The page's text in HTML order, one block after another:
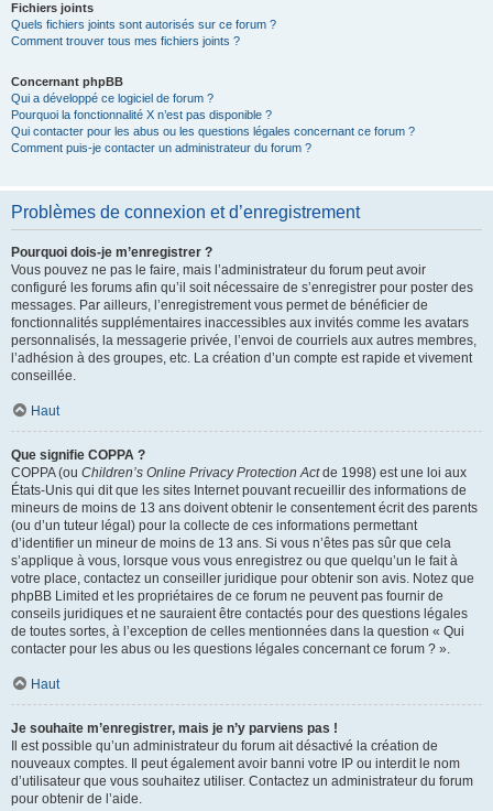
Fichiers joints
Quels fichiers joints sont autorisés sur ce forum ?
Comment trouver tous mes fichiers joints ?
Concernant phpBB
Qui a développé ce logiciel de forum ?
Pourquoi la fonctionnalité X n’est pas disponible ?
Qui contacter pour les abus ou les questions légales concernant ce forum ?
Comment puis-je contacter un administrateur du forum ?
Problèmes de connexion et d’enregistrement
Pourquoi dois-je m’enregistrer ?
Vous pouvez ne pas le faire, mais l’administrateur du forum peut avoir
configuré les forums afin qu’il soit nécessaire de s’enregistrer pour poster des
messages. Par ailleurs, l’enregistrement vous permet de bénéficier de
fonctionnalités supplémentaires inaccessibles aux invités comme les avatars
personnalisés, la messagerie privée, l’envoi de courriels aux autres membres,
l’adhésion à des groupes, etc. La création d’un compte est rapide et vivement
conseillée.
Haut
Que signifie COPPA ?
COPPA (ou Children’s Online Privacy Protection Actde 1998) est une loi aux
États-Unis qui dit que les sites Internet pouvant recueillir des informations de
mineurs de moins de 13 ans doivent obtenir le consentement écrit des parents
(ou d’un tuteur légal) pour la collecte de ces informations permettant
d’identifier un mineur de moins de 13 ans. Si vous n’êtes pas sûr que cela
s’applique à vous, lorsque vous vous enregistrez ou que quelqu’un le fait à
votre place, contactez un conseiller juridique pour obtenir son avis. Notez que
phpBB Limited et les propriétaires de ce forum ne peuvent pas fournir de
conseils juridiques et ne sauraient être contactés pour des questions légales
de toutes sortes, à l’exception de celles mentionnées dans la question « Qui
contacter pour les abus ou les questions légales concernant ce forum ? ».
Haut
Je souhaite m’enregistrer, mais je n’y parviens pas !
Il est possible qu’un administrateur du forum ait désactivé la création de
nouveaux comptes. Il peut également avoir banni votre IP ou interdit le nom
d’utilisateur que vous souhaitez utiliser. Contactez un administrateur du forum
pour obtenir de l’aide.